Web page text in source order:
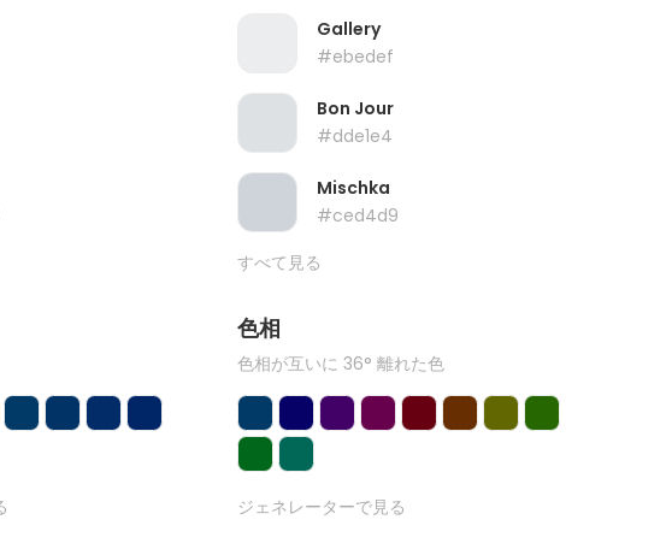
Gallery
#ebedef
Bon Jour
#dde1e4
Mischka
#ced4d9
すべて見る
色相
色相が互いに 36° 離れた色
ジェネレーターで見る